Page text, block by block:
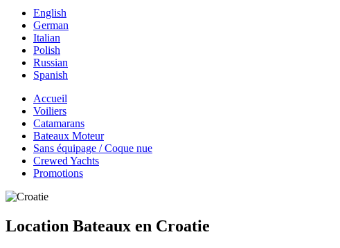
English
German
Italian
Polish
Russian
Spanish
Accueil
Voiliers
Catamarans
Bateaux Moteur
Sans équipage / Coque nue
Crewed Yachts
Promotions
Location Bateaux en Croatie